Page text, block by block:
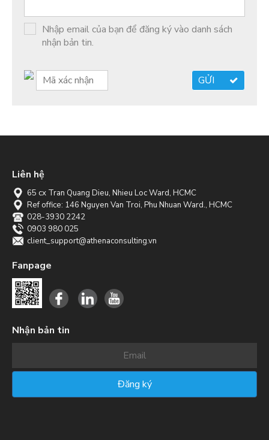
Nhập email của bạn để đăng ký vào danh sách
nhận bản tin.
Liên hệ
65 cx Tran Quang Dieu, Nhieu Loc Ward, HCMC
Ref office: 146 Nguyen Van Troi, Phu Nhuan Ward., HCMC
028-3930 2242
0903 980 025
client_support@athenaconsulting.vn
Fanpage
Nhận bản tin